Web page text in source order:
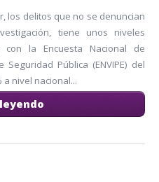
los delitos que no se denuncian
tiene unos niveles
con la Encuesta Nacional de
Pública (ENVIPE) del
a nivel nacional...